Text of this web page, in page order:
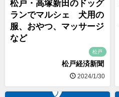
松戸・高塚新田のドッグ
ランでマルシェ 犬用の
服、おやつ、マッサージ
など
松戸
松戸経済新聞
2024/1/30